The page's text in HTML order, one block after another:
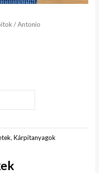
/ Antonio
,Kárpitanyagok